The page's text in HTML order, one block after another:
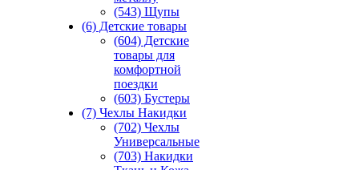
(543) Щупы
(6) Детские товары
(604) Детские
товары для
комфортной
поездки
(603) Бустеры
(7) Чехлы Накидки
(702) Чехлы
Универсальные
(703) Накидки